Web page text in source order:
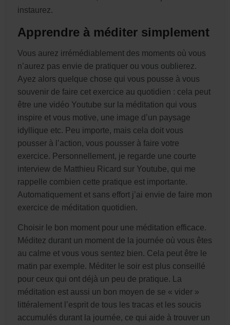
instaurez.
Apprendre à méditer simplement
Vous aurez irrémédiablement des moments où vous
n’aurez pas envie de pratiquer ou vous oublierez.
Ayez alors quelque chose qui vous pousse à vous
souvenir de faire cet exercice au quotidien : cela peut
être une vidéo Youtube sur la méditation qui vous
inspire et vous motive, une image d’un paysage
idyllique etc. Peu importe, mais cela doit vous
pousser à l’action, vous pousser à faire votre
exercice. Personnellement, je regarde une courte
interview de Matthieu Ricard sur Youtube, qui me
rappelle combien cette pratique est importante.
Automatiquement et sans effort j’ai envie de faire mon
exercice de méditation quotidien.
Choisir le bon moment pour une méditation efficace.
Méditez durant un moment de la journée où vous êtes
au calme et vous vous sentez bien. Cela peut être le
matin par exemple. Méditer le soir est plus conseillé
pour ceux qui ont déjà un peu de pratique. La
méditation est aussi un bon moyen de se « vider »
littéralement l’esprit de tous les tracas et les soucis
accumulés durant la journée, ce qui aide à trouver un